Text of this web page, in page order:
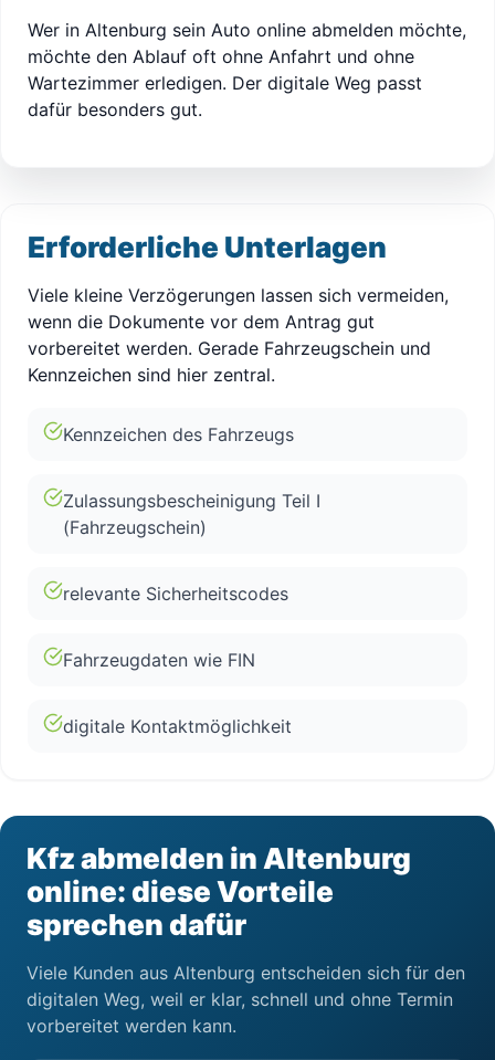
Wer in Altenburg sein Auto online abmelden möchte,
möchte den Ablauf oft ohne Anfahrt und ohne
Wartezimmer erledigen. Der digitale Weg passt
dafür besonders gut.
Erforderliche Unterlagen
Viele kleine Verzögerungen lassen sich vermeiden,
wenn die Dokumente vor dem Antrag gut
vorbereitet werden. Gerade Fahrzeugschein und
Kennzeichen sind hier zentral.
Kennzeichen des Fahrzeugs
Zulassungsbescheinigung Teil I
(Fahrzeugschein)
relevante Sicherheitscodes
Fahrzeugdaten wie FIN
digitale Kontaktmöglichkeit
Kfz abmelden in Altenburg
online: diese Vorteile
sprechen dafür
Viele Kunden aus Altenburg entscheiden sich für den
digitalen Weg, weil er klar, schnell und ohne Termin
vorbereitet werden kann.